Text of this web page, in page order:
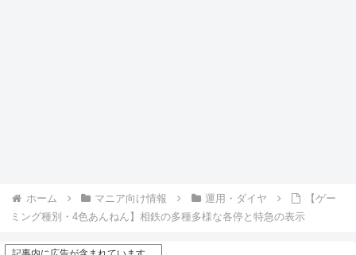
ホーム マニア向け情報 運用・ダイヤ
【ゲー
ミング種別・4色あんねん】相鉄の多種多様な各停と特急の表示